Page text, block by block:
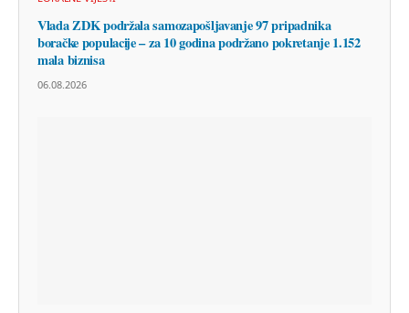
Vlada ZDK podržala samozapošljavanje 97 pripadnika
boračke populacije – za 10 godina podržano pokretanje 1.152
mala biznisa
06.08.2026